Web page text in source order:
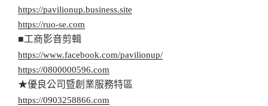
https://pavilionup.business.site
https://ruo-se.com
■工商影音剪輯
https://www.facebook.com/pavilionup/
https://0800000596.com
★優良公司暨創業服務特區
https://0903258866.com